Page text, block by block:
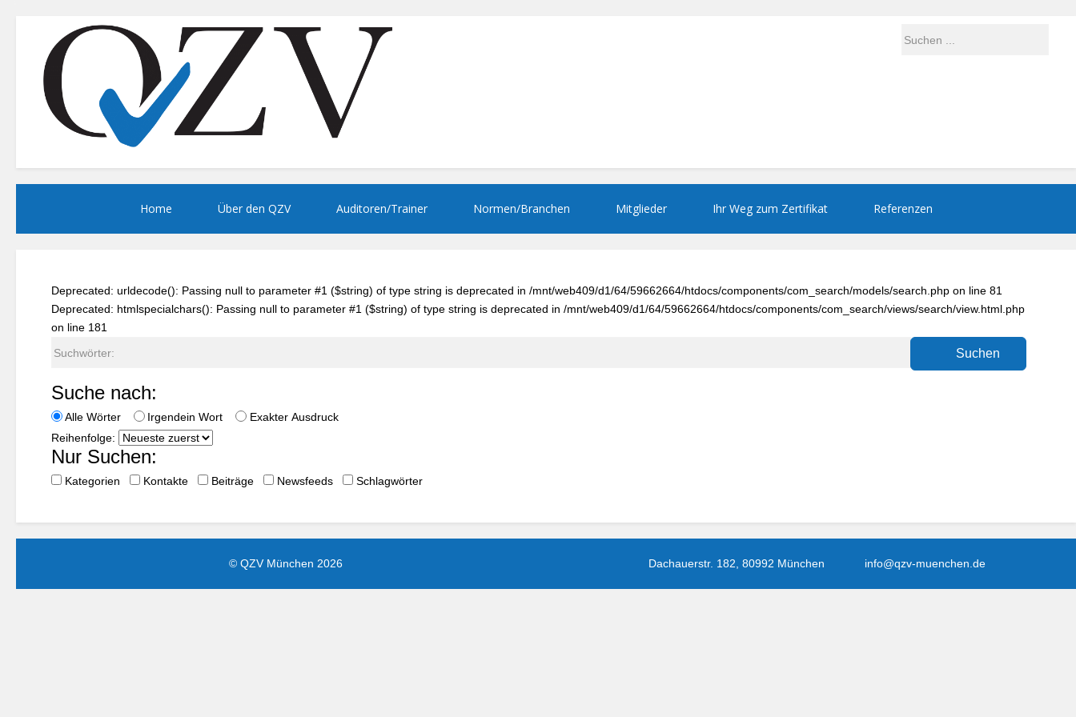
Home Über den QZV Auditoren/Trainer Normen/Branchen Mitglieder Ihr Weg zum Zertifikat Referenzen
Deprecated: urldecode(): Passing null to parameter #1 ($string) of type string is deprecated in /mnt/web409/d1/64/59662664/htdocs/components/com_search/models/search.php on line 81
Deprecated: htmlspecialchars(): Passing null to parameter #1 ($string) of type string is deprecated in /mnt/web409/d1/64/59662664/htdocs/components/com_search/views/search/view.html.php
on line 181
Suchen
Suche nach:
Alle Wörter Irgendein Wort
Exakter Ausdruck
Reihenfolge:
Nur Suchen:
Kategorien Kontakte Beiträge Newsfeeds Schlagwörter
© QZV München 2026 Dachauerstr. 182, 80992 München info@qzv-muenchen.de